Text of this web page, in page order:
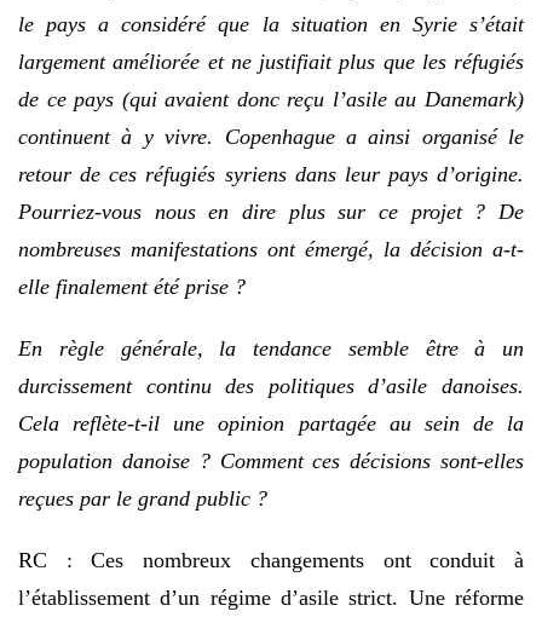
le pays a considéré que la situation en Syrie s’était
largement améliorée et ne justifiait plus que les réfugiés
de ce pays (qui avaient donc reçu l’asile au Danemark)
continuent à y vivre. Copenhague a ainsi organisé le
retour de ces réfugiés syriens dans leur pays d’origine.
Pourriez-vous nous en dire plus sur ce projet ? De
nombreuses manifestations ont émergé, la décision a-t-
elle finalement été prise ?
En règle générale, la tendance semble être à un
durcissement continu des politiques d’asile danoises.
Cela reflète-t-il une opinion partagée au sein de la
population danoise ? Comment ces décisions sont-elles
reçues par le grand public ?
RC : Ces nombreux changements ont conduit à
l’établissement d’un régime d’asile strict. Une réforme